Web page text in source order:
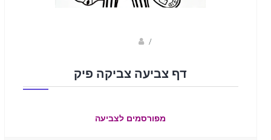
/
דף צביעה צביקה פיק
מפורסמים לצביעה